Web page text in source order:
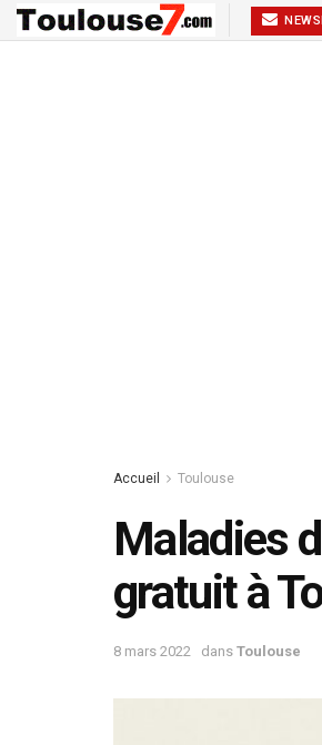
Accueil Toulouse
Maladies
gratuit à
8 mars 2022 dans Toulouse